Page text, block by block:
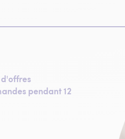
d'offres
pendant 12